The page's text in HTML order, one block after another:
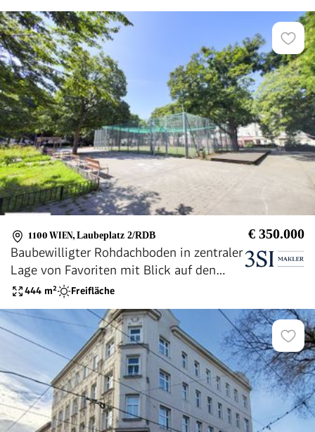
1100 WIEN, Laubeplatz 2/RDB € 350.000
Baubewilligter Rohdachboden in zentraler
Lage von Favoriten mit Blick auf den
Laubepark
444 m² Freifläche